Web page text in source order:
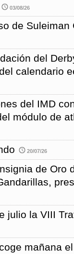
03/08/26
de Suleiman
del
calendario
del IMD
módulo de
20/07/26
de Oro
julio la VIII
mañana